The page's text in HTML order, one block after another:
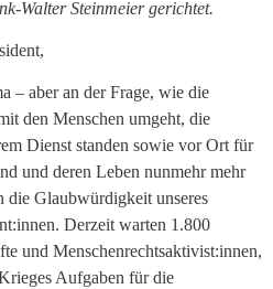
Walter Steinmeier gerichtet.
– aber an der Frage, wie die
den Menschen umgeht, die
Dienst standen sowie vor Ort für
und deren Leben nunmehr mehr
die Glaubwürdigkeit unseres
Derzeit warten 1.800
und Menschenrechtsaktivist:innen,
Aufgaben für die